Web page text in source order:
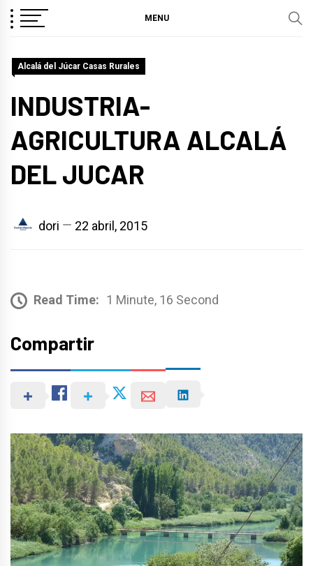
MENU
Alcalá del Júcar Casas Rurales
INDUSTRIA-
AGRICULTURA ALCALÁ
DEL JUCAR
dori 22 abril, 2015
Read Time: 1 Minute, 16 Second
Compartir